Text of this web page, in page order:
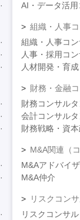
AI・データ活
組織・人事
組織・人事コ
人事・採用コ
人材開発・育
財務・金融
財務コンサルタ
会計コンサルタ
財務戦略・資
M&A関連（
M&Aアドバイ
M&A仲介
リスクコン
リスクコンサ